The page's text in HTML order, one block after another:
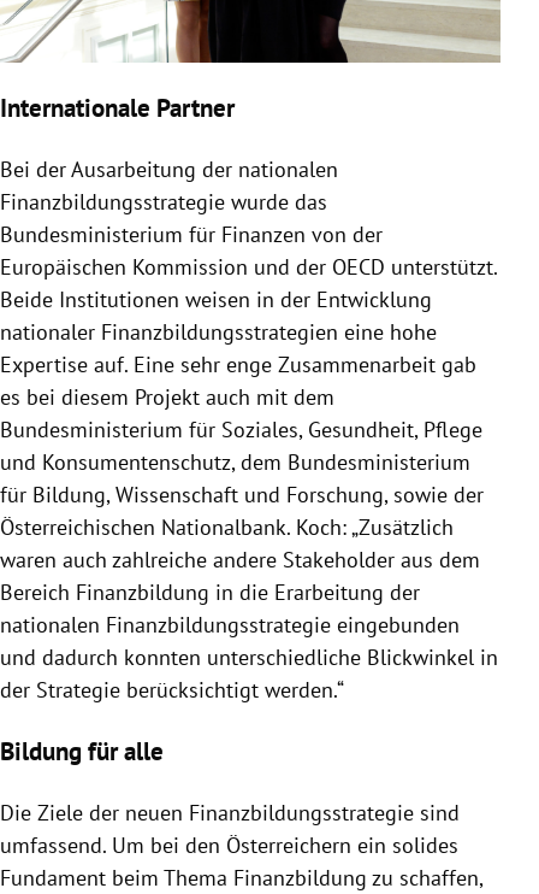
Internationale Partner
Bei der Ausarbeitung der nationalen
Finanzbildungsstrategie wurde das
Bundesministerium für Finanzen von der
Europäischen Kommission und der OECD unterstützt.
Beide Institutionen weisen in der Entwicklung
nationaler Finanzbildungsstrategien eine hohe
Expertise auf. Eine sehr enge Zusammenarbeit gab
es bei diesem Projekt auch mit dem
Bundesministerium für Soziales, Gesundheit, Pflege
und Konsumentenschutz, dem Bundesministerium
für Bildung, Wissenschaft und Forschung, sowie der
Österreichischen Nationalbank. Koch: „Zusätzlich
waren auch zahlreiche andere Stakeholder aus dem
Bereich Finanzbildung in die Erarbeitung der
nationalen Finanzbildungsstrategie eingebunden
und dadurch konnten unterschiedliche Blickwinkel in
der Strategie berücksichtigt werden.“
Bildung für alle
Die Ziele der neuen Finanzbildungsstrategie sind
umfassend. Um bei den Österreichern ein solides
Fundament beim Thema Finanzbildung zu schaffen,